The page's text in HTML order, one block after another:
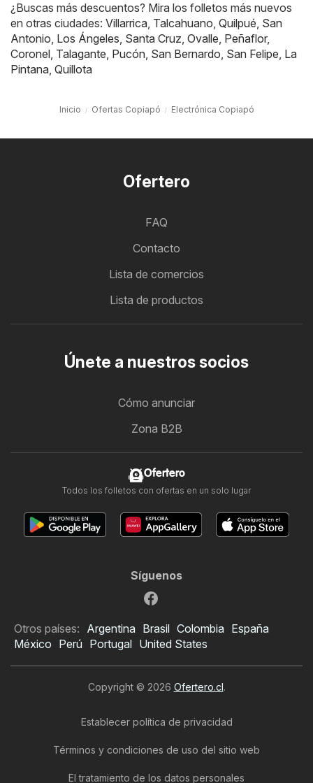
¿Buscas más descuentos? Mira los folletos más nuevos
en otras ciudades: Villarrica, Talcahuano, Quilpué, San
Antonio, Los Ángeles, Santa Cruz, Ovalle, Peñaflor,
Coronel, Talagante, Pucón, San Bernardo, San Felipe, La
Pintana, Quillota
Inicio Ofertas Copiapó Electrónica Copiapó
Ofertero
FAQ
Contacto
Lista de comercios
Lista de productos
Únete a nuestros socios
Cómo anunciar
Zona B2B
Ofertero
Todos los folletos con ofertas en un solo lugar
Síguenos
Otros países: Argentina Brasil Colombia España
México Perú Portugal United States
Copyright © 2026 Ofertero.cl.
Establecer política de privacidad
Términos y condiciones de uso del sitio web
El tratamiento de los datos personales